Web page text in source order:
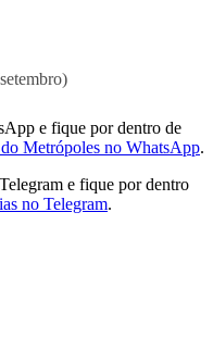
e fique por dentro de
Metrópoles no WhatsApp.
e fique por dentro
no Telegram.